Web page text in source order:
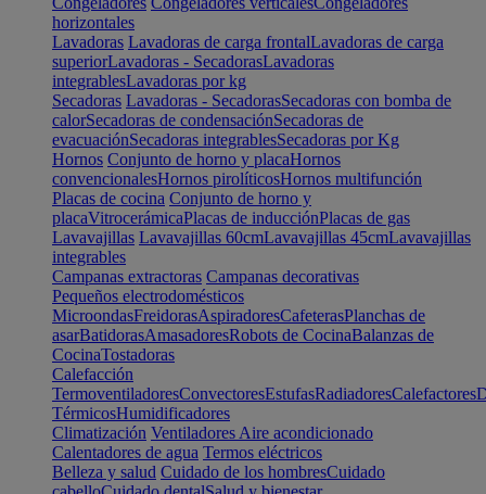
horizontales
Lavadoras Lavadoras de carga frontalLavadoras de carga
superiorLavadoras - SecadorasLavadoras
integrablesLavadoras por kg
Secadoras Lavadoras - SecadorasSecadoras con bomba de
calorSecadoras de condensaciónSecadoras de
evacuaciónSecadoras integrablesSecadoras por Kg
Hornos Conjunto de horno y placaHornos
convencionalesHornos pirolíticosHornos multifunción
Placas de cocina Conjunto de horno y
placaVitrocerámicaPlacas de inducciónPlacas de gas
Lavavajillas Lavavajillas 60cmLavavajillas 45cmLavavajillas
integrables
Campanas extractoras Campanas decorativas
Pequeños electrodomésticos
MicroondasFreidorasAspiradoresCafeterasPlanchas de
asarBatidorasAmasadoresRobots de CocinaBalanzas de
CocinaTostadoras
Calefacción
TermoventiladoresConvectoresEstufasRadiadoresCalefactores
TérmicosHumidificadores
Climatización Ventiladores Aire acondicionado
Calentadores de agua Termos eléctricos
Belleza y salud Cuidado de los hombresCuidado